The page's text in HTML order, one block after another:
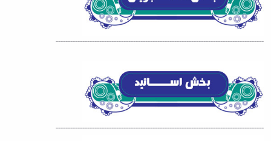
--------------------------------------------------------------------------------------
--------------------------------------------------------------------------------------